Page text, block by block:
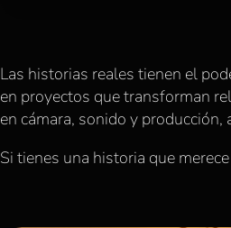
Las historias reales tienen el
en proyectos que transforman
en cámara, sonido y
Si tienes una historia que